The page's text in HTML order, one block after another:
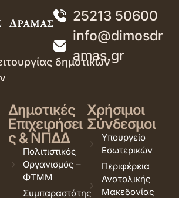
25213 50600
info@dimosdr
amas.gr
δημοτικών
Δημοτικές
Επιχειρήσει
ς & ΝΠΔΔ
Πολιτιστικός
Οργανισμός –
ΦΤΜΜ
Συμπαραστάτης
Χρήσιμοι
Σύνδεσμοι
Υπουργείο
Εσωτερικών
Περιφέρεια
Ανατολικής
Μακεδονίας